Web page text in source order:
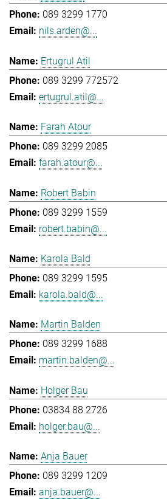
089 3299 1770
nils.arden@...
Ertugrul Atil
089 3299 772572
ertugrul.atil@...
Farah Atour
089 3299 2085
farah.atour@...
Robert Babin
089 3299 1559
robert.babin@...
Karola Bald
089 3299 1595
karola.bald@...
Martin Balden
089 3299 1688
martin.balden@...
Holger Bau
03834 88 2726
holger.bau@...
Anja Bauer
089 3299 1209
anja.bauer@...